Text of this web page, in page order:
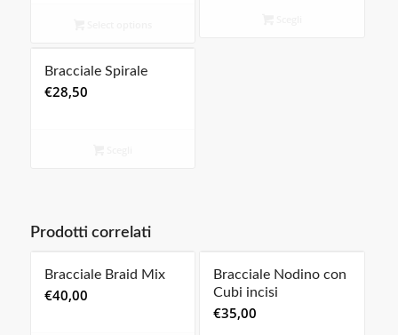
Bracciale Spirale
€28,50
Prodotti correlati
Bracciale Braid Mix
€40,00
Bracciale Nodino con
Cubi incisi
€35,00